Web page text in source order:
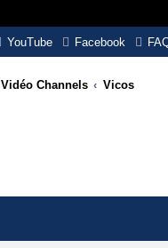
YouTube Facebook
Vidéo Channels Vicos